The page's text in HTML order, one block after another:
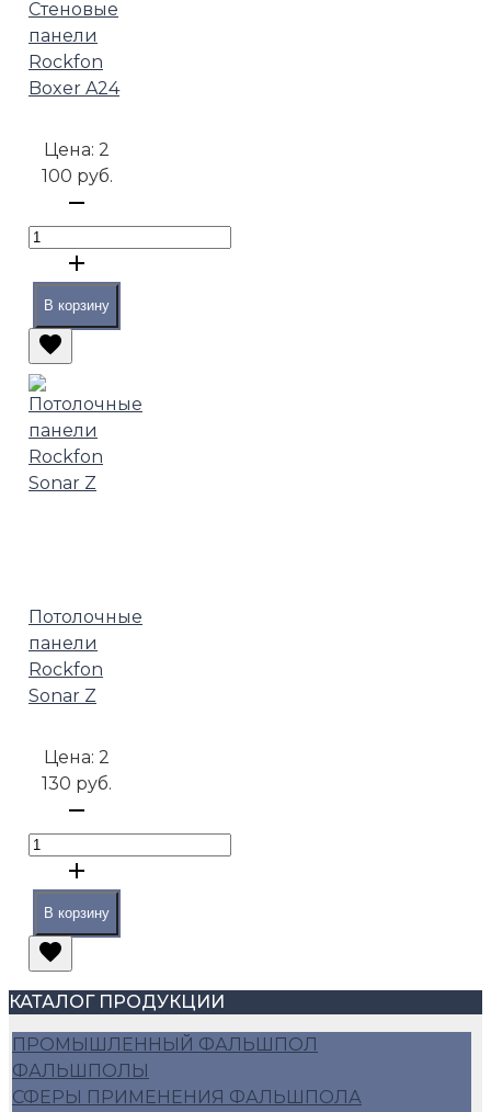
Стеновые
панели
Rockfon
Boxer A24
Цена:2
100 руб.
В корзину
Потолочные
панели
Rockfon
Sonar Z
Цена:2
130 руб.
В корзину
КАТАЛОГ ПРОДУКЦИИ
ПРОМЫШЛЕННЫЙ ФАЛЬШПОЛ
ФАЛЬШПОЛЫ
СФЕРЫ ПРИМЕНЕНИЯ ФАЛЬШПОЛА